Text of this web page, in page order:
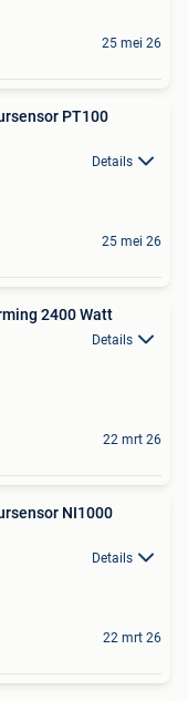
25 mei 26
PT100
Details
25 mei 26
2400 Watt
Details
22 mrt 26
NI1000
Details
22 mrt 26